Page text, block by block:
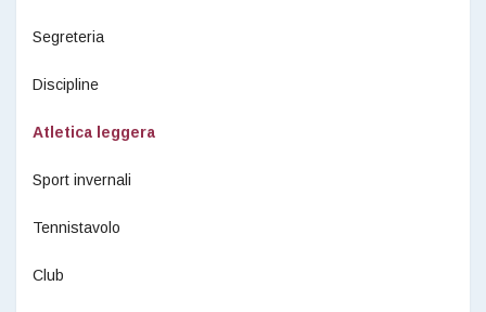
Segreteria
Discipline
Atletica leggera
Sport invernali
Tennistavolo
Club